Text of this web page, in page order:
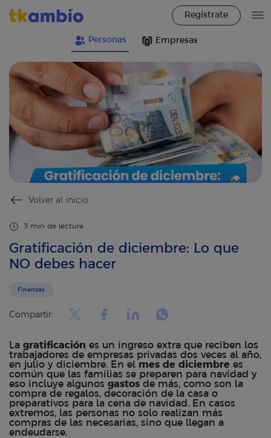
Regístrate
Personas Empresas
Volver al inicio
3 min de lectura
Gratificación de diciembre: Lo que
NO debes hacer
Finanzas
Compartir:
La gratificación es un ingreso extra que reciben los
trabajadores de empresas privadas dos veces al año,
en julio y diciembre. En el mes de diciembre es
común que las familias se preparen para navidad y
eso incluye algunos gastos de más, como son la
compra de regalos, decoración de la casa o
preparativos para la cena de navidad. En casos
extremos, las personas no solo realizan más
compras de las necesarias, sino que llegan a
endeudarse.